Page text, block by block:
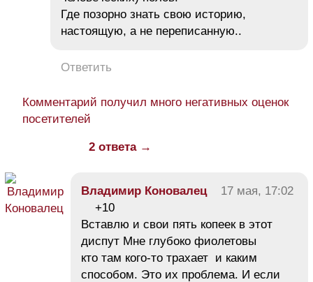
Где позорно знать свою историю,
настоящую, а не переписанную..
Ответить
Комментарий получил много негативных оценок
посетителей
2 ответа →
Владимир Коновалец
17 мая, 17:02
+10
Вставлю и свои пять копеек в этот
диспут Мне глубоко фиолетовы
кто там кого-то трахает и каким
способом. Это их проблема. И если